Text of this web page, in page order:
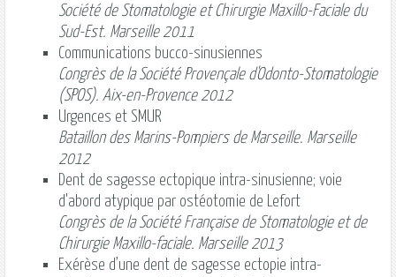
Société de Stomatologie et Chirurgie Maxillo-Faciale du
Sud-Est. Marseille 2011
Communications bucco-sinusiennes
Congrès de la Société Provençale d'Odonto-Stomatologie
(SPOS). Aix-en-Provence 2012
Urgences et SMUR
Bataillon des Marins-Pompiers de Marseille. Marseille
2012
Dent de sagesse ectopique intra-sinusienne; voie
d'abord atypique par ostéotomie de Lefort
Congrès de la Société Française de Stomatologie et de
Chirurgie Maxillo-faciale. Marseille 2013
Exérèse d’une dent de sagesse ectopie intra-